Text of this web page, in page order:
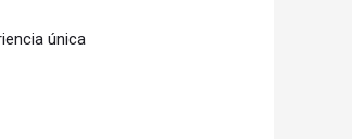
única